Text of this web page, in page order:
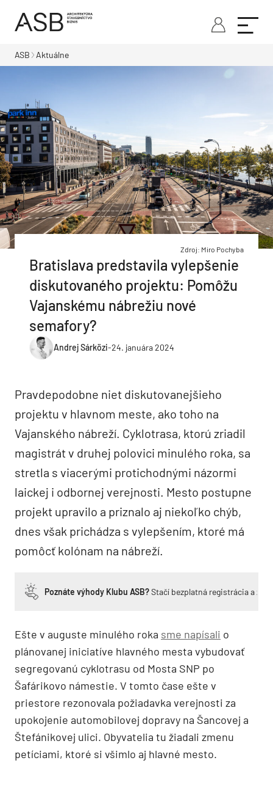
ASB Aktuálne
Zdroj: Miro Pochyba
Bratislava predstavila vylepšenie
diskutovaného projektu: Pomôžu
Vajanskému nábrežiu nové
semafory?
Andrej Sárközi-24. januára 2024
Pravdepodobne niet diskutovanejšieho
projektu v hlavnom meste, ako toho na
Vajanského nábreží. Cyklotrasa, ktorú zriadil
magistrát v druhej polovici minulého roka, sa
stretla s viacerými protichodnými názormi
laickej i odbornej verejnosti. Mesto postupne
projekt upravilo a priznalo aj niekoľko chýb,
dnes však prichádza s vylepšením, ktoré má
pomôcť kolónam na nábreží.
Poznáte výhody Klubu ASB?Stačí bezplatná registrácia a
Ešte v auguste minulého roka sme napísali o
plánovanej iniciatíve hlavného mesta vybudovať
segregovanú cyklotrasu od Mosta SNP po
Šafárikovo námestie. V tomto čase ešte v
priestore rezonovala požiadavka verejnosti za
upokojenie automobilovej dopravy na Šancovej a
Štefánikovej ulici. Obyvatelia tu žiadali zmenu
petíciami, ktoré si všimlo aj hlavné mesto.